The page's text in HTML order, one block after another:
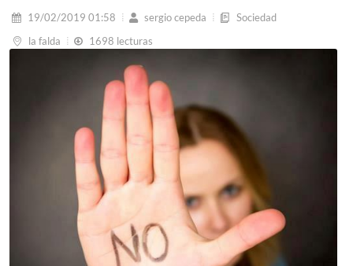
19/02/2019 01:58 sergio cepeda
Sociedad
la falda
1698 lecturas